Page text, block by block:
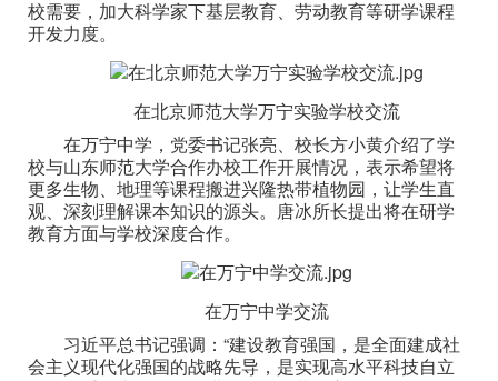
校需要，加大科学家下基层教育、劳动教育等研学课程
开发力度。
在北京师范大学万宁实验学校交流
在万宁中学，党委书记张亮、校长方小黄介绍了学
校与山东师范大学合作办校工作开展情况，表示希望将
更多生物、地理等课程搬进兴隆热带植物园，让学生直
观、深刻理解课本知识的源头。唐冰所长提出将在研学
教育方面与学校深度合作。
在万宁中学交流
习近平总书记强调：“建设教育强国，是全面建成社
会主义现代化强国的战略先导，是实现高水平科技自立